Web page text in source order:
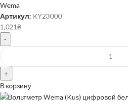
Wema
Артикул: KY23000
1,021₴
В корзину